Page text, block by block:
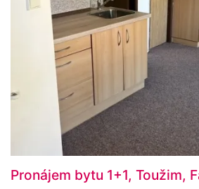
Pronájem bytu 1+1, Toužim,